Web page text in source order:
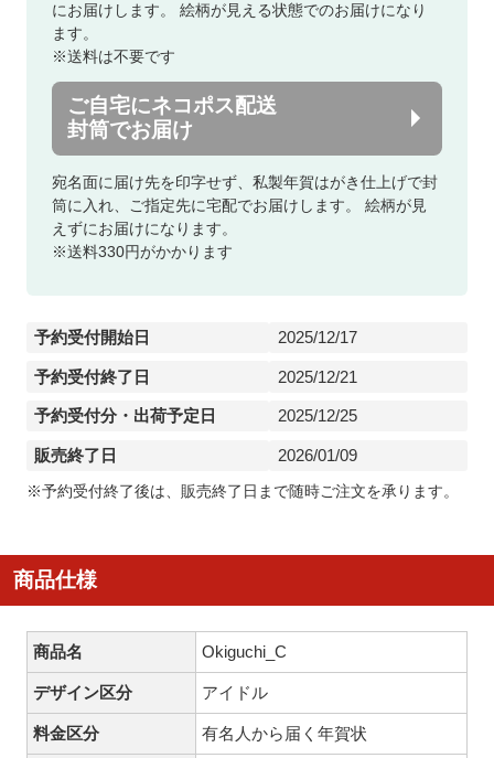
にお届けします。
絵柄が見える状態でのお届けになり
ます。
※送料は不要です
ご自宅にネコポス配送
封筒でお届け
宛名面に届け先を印字せず、私製年賀はがき仕上げで封
筒に入れ、ご指定先に宅配でお届けします。
絵柄が見
えずにお届けになります。
※送料330円がかかります
予約受付開始日 2025/12/17
予約受付終了日 2025/12/21
予約受付分・出荷予定日 2025/12/25
販売終了日 2026/01/09
※予約受付終了後は、販売終了日まで随時ご注文を承ります。
商品仕様
商品名 Okiguchi_C
デザイン区分 アイドル
料金区分 有名人から届く年賀状